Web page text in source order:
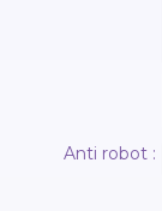
Anti robot :